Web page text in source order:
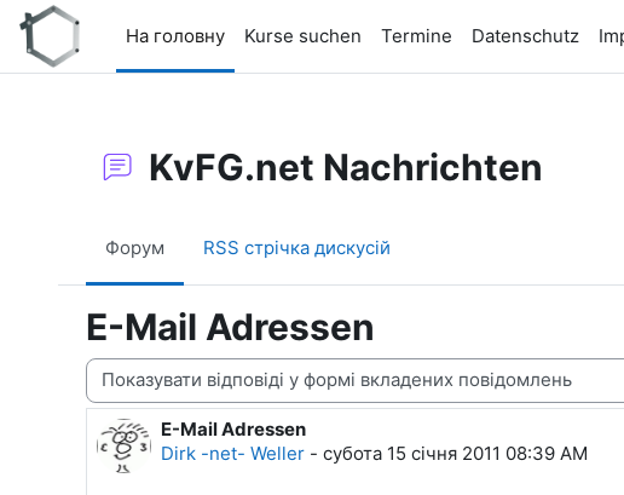
Перейти до головного вмісту
На головну
Kurse suchen Termine Datenschutz
KvFG.net Nachrichten
Форум RSS стрічка дискусій
E-Mail Adressen
Тип показу
E-Mail Adressen
Dirk -net- Weller - субота 15 січня 2011 08:39 AM
Кількість відповідей: 0